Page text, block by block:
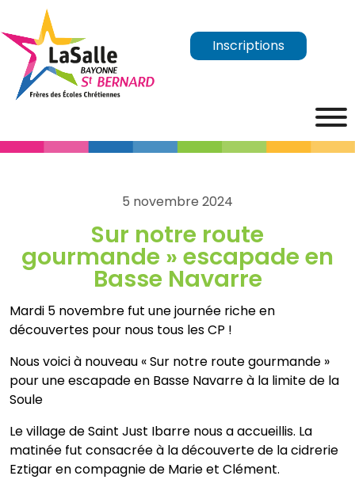
Inscriptions
5 novembre 2024
Sur notre route
gourmande » escapade en
Basse Navarre
Mardi 5 novembre fut une journée riche en
découvertes pour nous tous les CP !
Nous voici à nouveau « Sur notre route gourmande »
pour une escapade en Basse Navarre à la limite de la
Soule
Le village de Saint Just Ibarre nous a accueillis. La
matinée fut consacrée à la découverte de la cidrerie
Eztigar en compagnie de Marie et Clément.